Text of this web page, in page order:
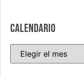
CALENDARIO